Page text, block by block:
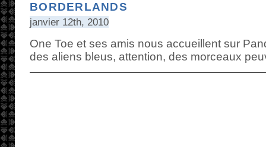
BORDERLANDS
janvier 12th, 2010
One Toe et ses amis nous accueillent sur
des aliens bleus, attention, des morceaux